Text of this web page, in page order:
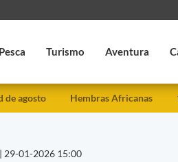
Pesca Turismo Aventura
de agosto Hembras Africanas
| 29-01-2026 15:00